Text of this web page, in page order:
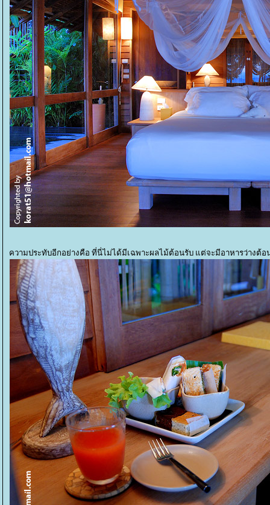
ความประทับอีกอย่างคือ ที่นี่ไม่ได้มีเฉพาะผลไม้ต้อนรับ แต่จะมีอาหารว่างต้